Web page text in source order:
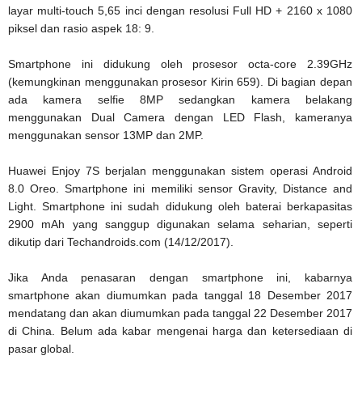
layar multi-touch 5,65 inci dengan resolusi Full HD + 2160 x 1080
piksel dan rasio aspek 18: 9.
Smartphone ini didukung oleh prosesor octa-core 2.39GHz
(kemungkinan menggunakan prosesor Kirin 659). Di bagian depan
ada kamera selfie 8MP sedangkan kamera belakang
menggunakan Dual Camera dengan LED Flash, kameranya
menggunakan sensor 13MP dan 2MP.
Huawei Enjoy 7S berjalan menggunakan sistem operasi Android
8.0 Oreo. Smartphone ini memiliki sensor Gravity, Distance and
Light. Smartphone ini sudah didukung oleh baterai berkapasitas
2900 mAh yang sanggup digunakan selama seharian, seperti
dikutip dari Techandroids.com (14/12/2017).
Jika Anda penasaran dengan smartphone ini, kabarnya
smartphone akan diumumkan pada tanggal 18 Desember 2017
mendatang dan akan diumumkan pada tanggal 22 Desember 2017
di China. Belum ada kabar mengenai harga dan ketersediaan di
pasar global.